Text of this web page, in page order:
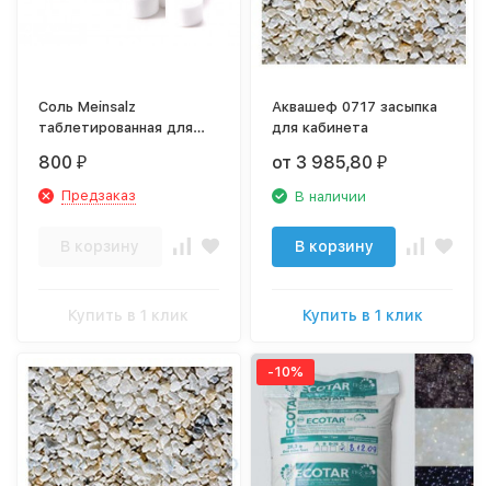
Соль Meinsalz
таблетированная для
обезжелезователей
800 ₽
Предзаказ
В корзину
Купить в 1 клик
Аквашеф 0717 засыпка
для кабинета
от 3 985,80₽
В наличии
В корзину
Купить в 1 клик
-10%